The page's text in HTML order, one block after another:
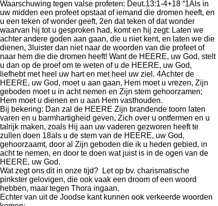
Waarschuwing tegen valse profeten: Deut.13:1-4+18 “1Als in
uw midden een profeet opstaat of iemand die dromen heeft, en
u een teken of wonder geeft, 2en dat teken of dat wonder
waarvan hij tot u gesproken had, komt en hij zegt: Laten we
achter andere goden aan gaan, die u niet kent, en laten we die
dienen, 3luister dan niet naar de woorden van die profeet of
naar hem die die dromen heeft! Want de HEERE, uw God, stelt
u dan op de proef om te weten of u de HEERE, uw God,
liefhebt met heel uw hart en met heel uw ziel. 4Achter de
HEERE, uw God, moet u aan gaan, Hem moet u vrezen, Zijn
geboden moet u in acht nemen en Zijn stem gehoorzamen;
Hem moet u dienen en u aan Hem vasthouden.
Bij bekering: Dan zal de HEERE Zijn brandende toorn laten
varen en u barmhartigheid geven, Zich over u ontfermen en u
talrijk maken, zoals Hij aan uw vaderen gezworen heeft te
zullen doen 18als u de stem van de HEERE, uw God,
gehoorzaamt, door al Zijn geboden die ik u heden gebied, in
acht te nemen, en door te doen wat juist is in de ogen van de
HEERE, uw God.
Wat zegt ons dit in onze tijd? Let op bv. charismatische
pinkster gelovigen, die ook vaak een droom of een woord
hebben, maar tegen Thora ingaan.
Echter van uit de Joodse kant kunnen ook verkeerde woorden